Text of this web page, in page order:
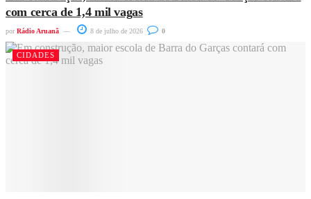
com cerca de 1,4 mil vagas
por Rádio Aruanã 8 de julho de 2026 0
CIDADES